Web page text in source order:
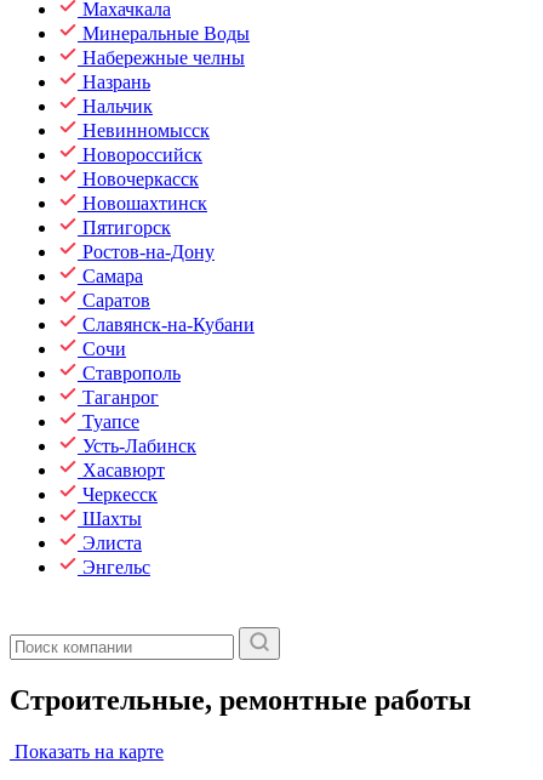
Махачкала
Минеральные Воды
Набережные челны
Назрань
Нальчик
Невинномысск
Новороссийск
Новочеркасск
Новошахтинск
Пятигорск
Ростов-на-Дону
Самара
Саратов
Славянск-на-Кубани
Сочи
Ставрополь
Таганрог
Туапсе
Усть-Лабинск
Хасавюрт
Черкесск
Шахты
Элиста
Энгельс
Строительные, ремонтные работы
Показать на карте